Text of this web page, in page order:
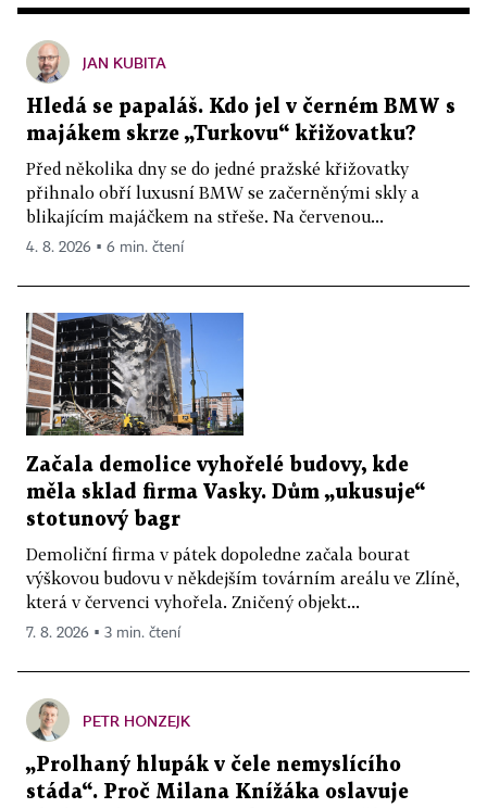
JAN KUBITA
Hledá se papaláš. Kdo jel v černém BMW s
majákem skrze „Turkovu“ křižovatku?
Před několika dny se do jedné pražské křižovatky
přihnalo obří luxusní BMW se začerněnými skly a
blikajícím majáčkem na střeše. Na červenou...
4. 8. 2026 ▪ 6 min. čtení
Začala demolice vyhořelé budovy, kde
měla sklad firma Vasky. Dům „ukusuje“
stotunový bagr
Demoliční firma v pátek dopoledne začala bourat
výškovou budovu v někdejším továrním areálu ve Zlíně,
která v červenci vyhořela. Zničený objekt...
7. 8. 2026 ▪ 3 min. čtení
PETR HONZEJK
„Prolhaný hlupák v čele nemyslícího
stáda“. Proč Milana Knížáka oslavuje